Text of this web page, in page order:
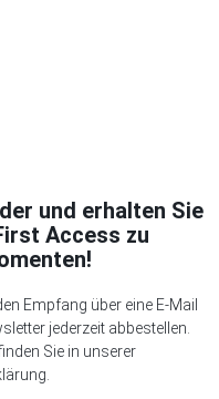
und erhalten Sie
Access zu
Empfang über eine E-Mail
jederzeit abbestellen.
Sie in unserer